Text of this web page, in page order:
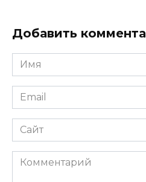
Добавить
Имя
*
Email
*
Сайт
Комментарий